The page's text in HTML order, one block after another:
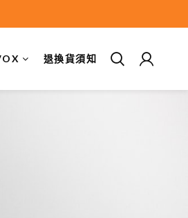
退換貨須知